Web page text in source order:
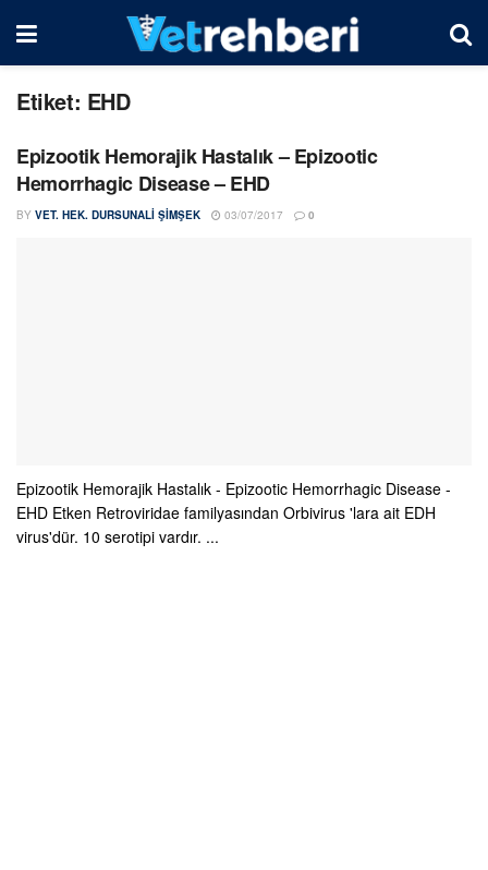
Etiket: EHD
Epizootik Hemorajik Hastalık – Epizootic
Hemorrhagic Disease – EHD
BY VET. HEK. DURSUNALI ŞIMŞEK 03/07/2017 0
Epizootik Hemorajik Hastalık - Epizootic Hemorrhagic Disease -
EHD Etken Retroviridae familyasından Orbivirus 'lara ait EDH
virus'dür. 10 serotipi vardır. ...